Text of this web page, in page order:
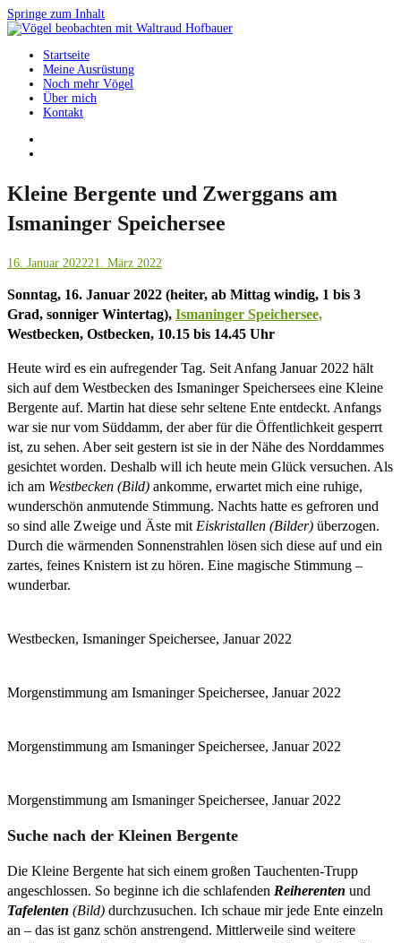
Springe zum Inhalt
Vögel beobachten mit Waltraud Hofbauer
Startseite
Meine Ausrüstung
Noch mehr Vögel
Über mich
Kontakt
Kleine Bergente und Zwerggans am
Ismaninger Speichersee
16. Januar 202221. März 2022
Sonntag, 16. Januar 2022 (heiter, ab Mittag windig, 1 bis 3
Grad, sonniger Wintertag), Ismaninger Speichersee,
Westbecken, Ostbecken, 10.15 bis 14.45 Uhr
Heute wird es ein aufregender Tag. Seit Anfang Januar 2022 hält
sich auf dem Westbecken des Ismaninger Speichersees eine Kleine
Bergente auf. Martin hat diese sehr seltene Ente entdeckt. Anfangs
war sie nur vom Süddamm, der aber für die Öffentlichkeit gesperrt
ist, zu sehen. Aber seit gestern ist sie in der Nähe des Norddammes
gesichtet worden. Deshalb will ich heute mein Glück versuchen. Als
ich am Westbecken (Bild) ankomme, erwartet mich eine ruhige,
wunderschön anmutende Stimmung. Nachts hatte es gefroren und
so sind alle Zweige und Äste mit Eiskristallen (Bilder) überzogen.
Durch die wärmenden Sonnenstrahlen lösen sich diese auf und ein
zartes, feines Knistern ist zu hören. Eine magische Stimmung –
wunderbar.
Westbecken, Ismaninger Speichersee, Januar 2022
Morgenstimmung am Ismaninger Speichersee, Januar 2022
Morgenstimmung am Ismaninger Speichersee, Januar 2022
Morgenstimmung am Ismaninger Speichersee, Januar 2022
Suche nach der Kleinen Bergente
Die Kleine Bergente hat sich einem großen Tauchenten-Trupp
angeschlossen. So beginne ich die schlafenden Reiherenten und
Tafelenten (Bild) durchzusuchen. Ich schaue mir jede Ente einzeln
an – das ist ganz schön anstrengend. Mittlerweile sind weitere